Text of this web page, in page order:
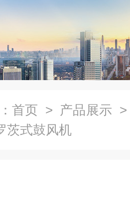
首页 > 产品展示
茨式鼓风机